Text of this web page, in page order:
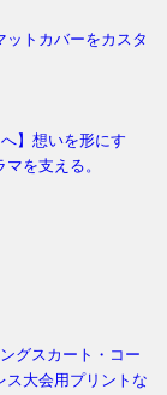
トカバーをカスタ
】想いを形にす
を支える。
グスカート・コー
ス大会用プリントな